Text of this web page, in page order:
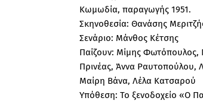
Κωμωδία, παραγωγής 1951.
Σκηνοθεσία: Θανάσης
Σενάριο: Μάνθος Κέτσης
Παίζουν: Μίμης Φωτόπουλος,
Πρινέας, Άννα Ραυτοπούλου,
Μαίρη Βάνα, Λέλα Κατσαρού
Υπόθεση: Το ξενοδοχείο «Ο